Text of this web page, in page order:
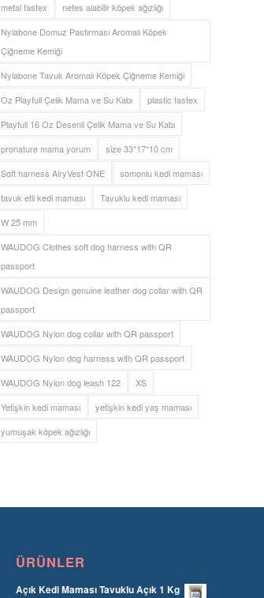
metal fastex
nefes alabilir köpek ağızlığı
Nylabone Domuz Pastırması Aromalı Köpek
Çiğneme Kemiği
Nylabone Tavuk Aromalı Köpek Çiğneme Kemiği
Oz Playfull Çelik Mama ve Su Kabı
plastic fastex
Playfull 16 Oz Desenli Çelik Mama ve Su Kabı
pronature mama yorum
size 33*17*10 cm
Soft harness AiryVest ONE
somonlu kedi maması
tavuk etli kedi maması
Tavuklu kedi maması
W 25 mm
WAUDOG Clothes soft dog harness with QR
passport
WAUDOG Design genuine leather dog collar with QR
passport
WAUDOG Nylon dog collar with QR passport
WAUDOG Nylon dog harness with QR passport
WAUDOG Nylon dog leash 122
XS
Yetişkin kedi maması
yetişkin kedi yaş maması
yumuşak köpek ağızlığı
ÜRÜNLER
Açık Kedi Maması Tavuklu Açık 1 Kg